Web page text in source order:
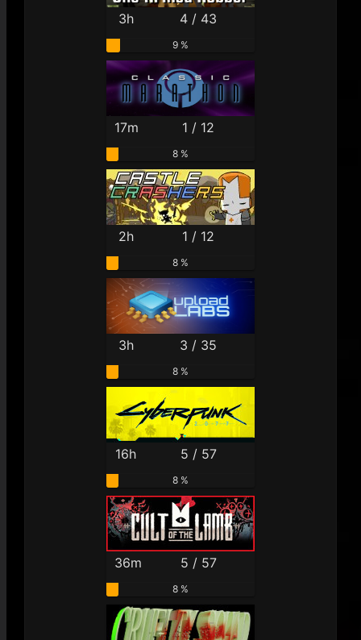
3h 4 / 43
9 %
17m 1 / 12
8 %
2h 1 / 12
8 %
3h 3 / 35
8 %
16h 5 / 57
8 %
36m 5 / 57
8 %